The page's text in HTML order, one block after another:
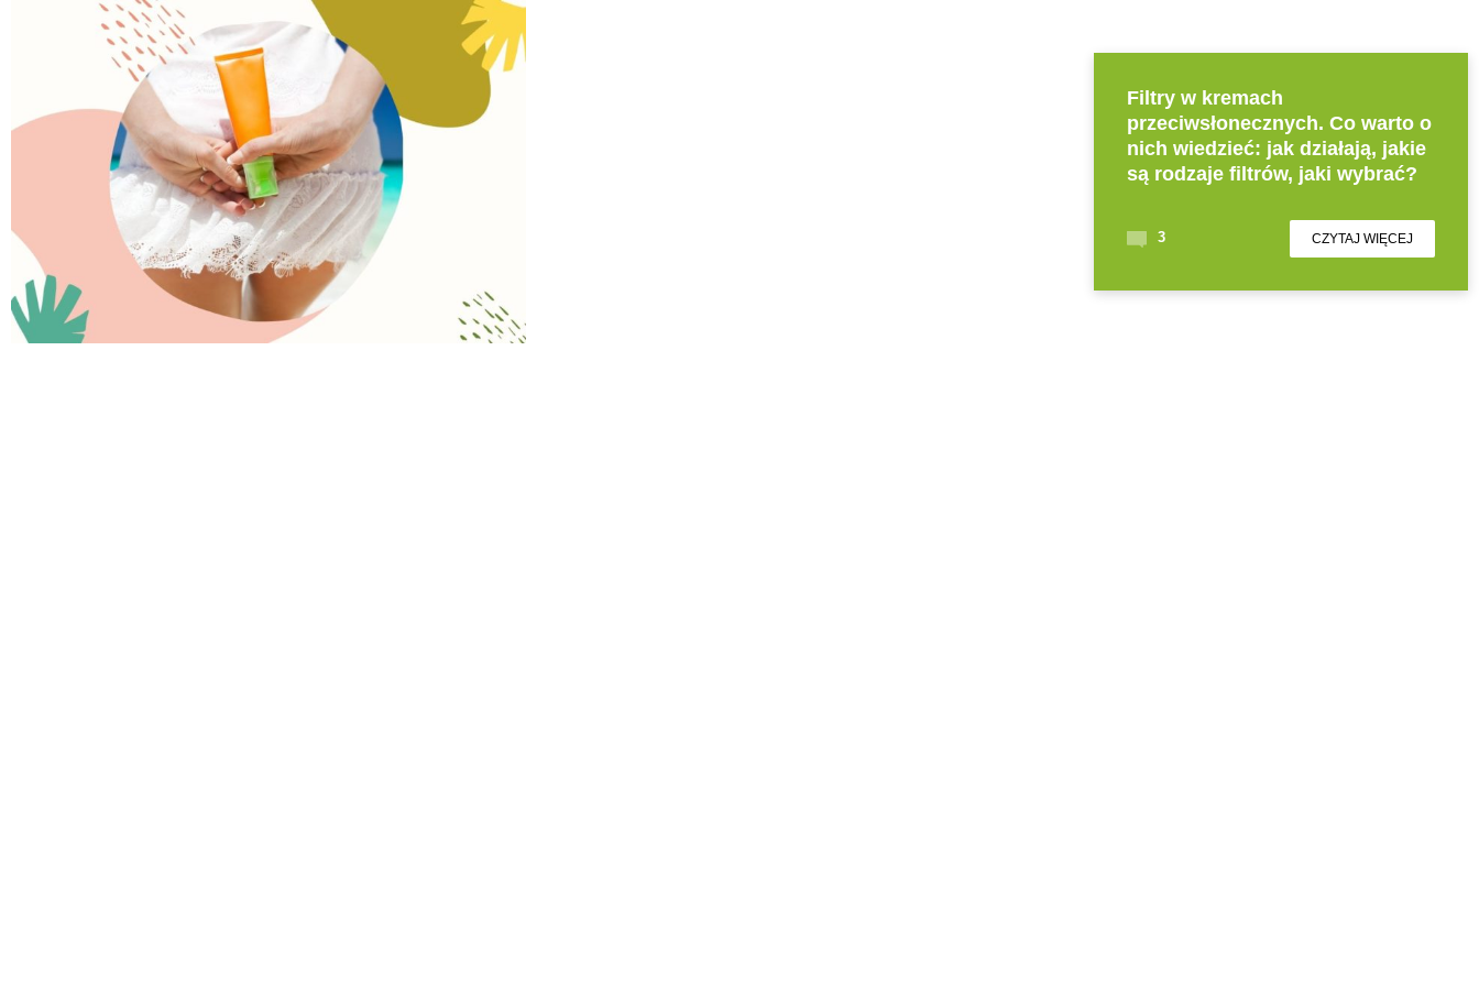
Filtry w kremach
przeciwsłonecznych. Co warto o
nich wiedzieć: jak działają, jakie
są rodzaje filtrów, jaki wybrać?
3 CZYTAJ WIĘCEJ